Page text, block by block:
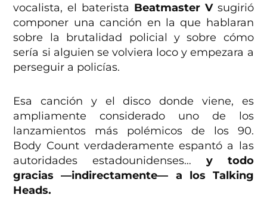
vocalista, el baterista Beatmaster Vsugirió
componer una canción en la que hablaran
sobre la brutalidad policial y sobre cómo
sería si alguien se volviera loco y empezara a
perseguir a policías.
Esa canción y el disco donde viene, es
ampliamente considerado uno de los
lanzamientos más polémicos de los 90.
Body Count verdaderamente espantó a las
autoridades estadounidenses… y todo
gracias ––indirectamente–– a los Talking
Heads.